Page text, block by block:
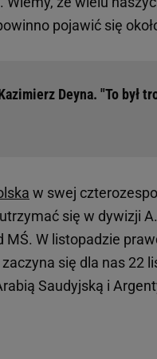
pojawić się
Deyna. "To był
w swej
się w dywizji
MŚ. W listopadzie
zaczyna się dla nas 22
Saudyjską i